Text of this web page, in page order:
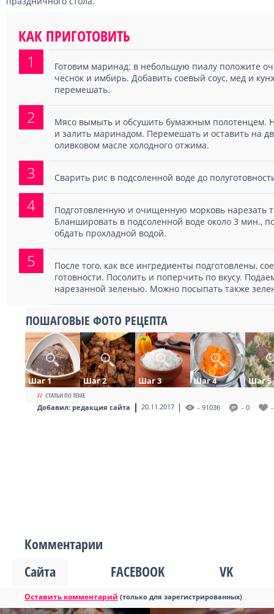
КАК ПРИГОТОВИТЬ
1
Готовим маринад: в небольшую пиалу положите
чеснок и имбирь. Добавить соевый соус, мед и
перемешать.
2
Мясо вымыть и обсушить бумажным полотенцем.
и залить маринадом. Перемешать и оставить на
оливковом масле холодного отжима.
3 Сварить рис в подсоленной воде до
4
Подготовленную и очищенную морковь нарезать
Бланшировать в подсоленной воде около 3 мин.,
обдать прохладной водой.
5
После того, как все ингредиенты подготовлены,
готовности. Посолить и поперчить по вкусу.
нарезанной зеленью. Можно посыпать также
ПОШАГОВЫЕ ФОТО РЕЦЕПТА
Шаг 1 Шаг 2 Шаг 3 Шаг 4 Шаг 5
// СТАТЬИ ПО ТЕМЕ
Добавил: редакция сайта 20.11.2017 - 91036 - 0
Комментарии
Сайта
FACEBOOK VK
Оставить комментарий (только для зарегистрированных)